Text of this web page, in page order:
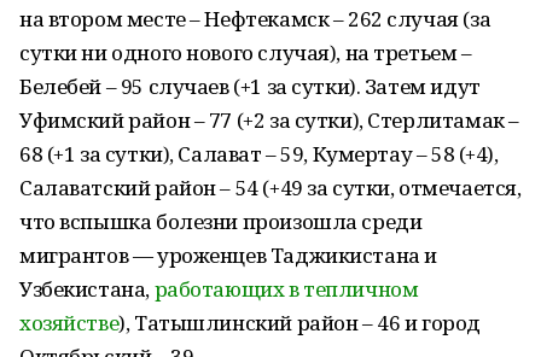
на втором месте – Нефтекамск – 262 случая (за
сутки ни одного нового случая), на третьем –
Белебей – 95 случаев (+1 за сутки). Затем идут
Уфимский район – 77 (+2 за сутки), Стерлитамак –
68 (+1 за сутки), Салават – 59, Кумертау – 58 (+4),
Салаватский район – 54 (+49 за сутки, отмечается,
что вспышка болезни произошла среди
мигрантов — уроженцев Таджикистана и
Узбекистана,работающих в тепличном
хозяйстве), Татышлинский район – 46 и город